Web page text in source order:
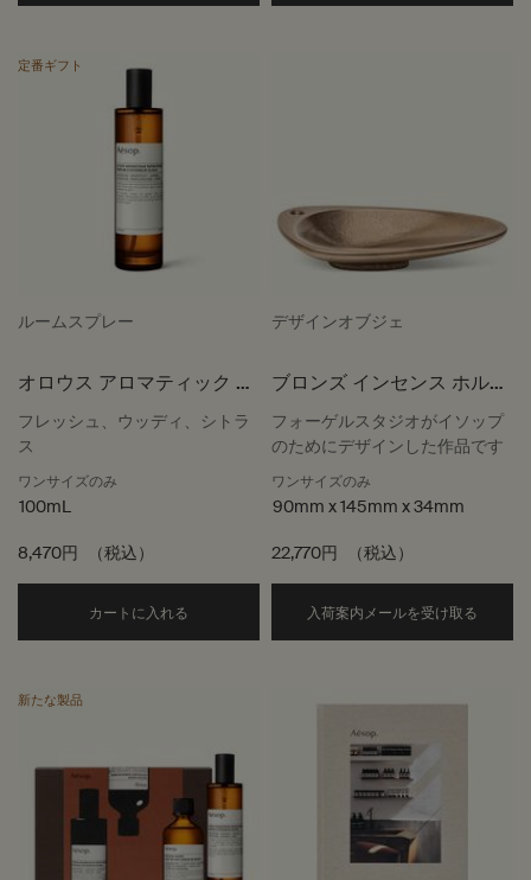
定番ギフト
ルームスプレー
オロウス アロマティック ル
ームスプレー
フレッシュ、ウッディ、シトラ
ス
ワンサイズのみ
100mL
8,470円 （税込）
カートに入れる Add the オロウス アロマティック ルームス
デザインオブジェ
ブロンズ インセンス ホルダ
ー
フォーゲルスタジオがイソップ
のためにデザインした作品です
ワンサイズのみ
90mm x 145mm x 34mm
22,770円 （税込）
入荷案内メールを受け取る
新たな製品